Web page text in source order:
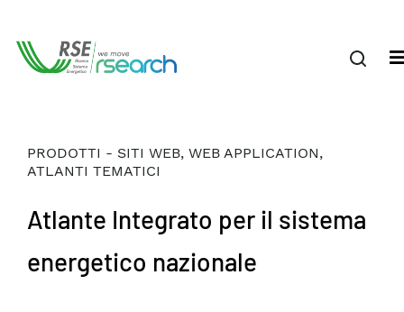
PRODOTTI - SITI WEB, WEB APPLICATION,
ATLANTI TEMATICI
Atlante Integrato per il sistema
energetico nazionale